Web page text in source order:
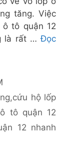
tăng. Việc
tô quận 12
là rất …Đọc
,cứu hộ lốp
tô quận 12
12 nhanh